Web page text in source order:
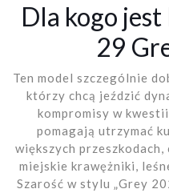
Dla kogo
29
Ten model szczególnie
którzy chcą jeździć
kompromisy w
pomagają utrzymać
większych
miejskie krawężniki,
Szarość w stylu „Grey